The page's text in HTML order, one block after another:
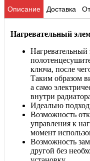
Описание Доставка
Нагревательный
Нагревательный
ключа, после
Таким образом
а само
внутри
Идеально
Возможность
управления к
момент
Возможность
другой без